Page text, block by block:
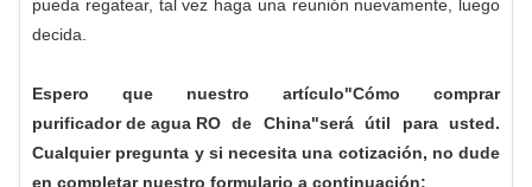
pueda regatear, tal vez haga una reunión nuevamente, luego
decida.
Espero que nuestro artículo"Cómo comprar
purificador de agua RO de China"será útil para usted.
Cualquier pregunta y si necesita una cotización, no dude
en completar nuestro formulario a continuación: